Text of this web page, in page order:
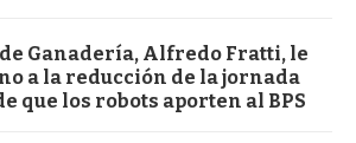
Ganadería, Alfredo Fratti, le
a la reducción de la jornada
que los robots aporten al BPS